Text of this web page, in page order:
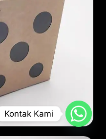
Kontak Kami